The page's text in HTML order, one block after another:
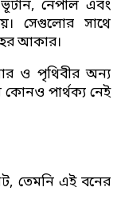
ভূটান, নেপাল এবং
সেগুলোর সাথে
আকার।
ও পৃথিবীর অন্য
কোনও পার্থক্য নেই
তেমনি এই বনের